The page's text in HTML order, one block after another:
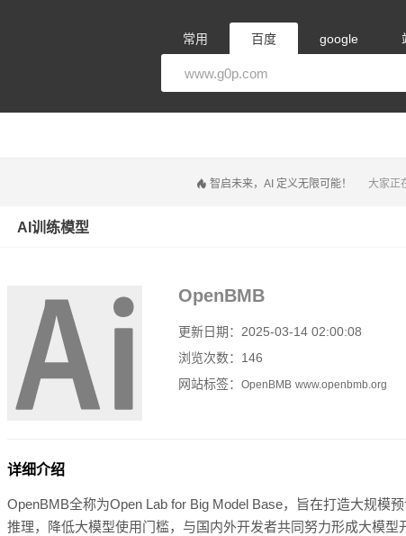
常用 百度 google
智启未来，AI 定义无
AI训练模型
OpenBMB
更新日期：2025-03-14 02:00:08
浏览次数：146
网站标签： OpenBMB www.openbmb.org
详细介绍
OpenBMB全称为Open Lab for Big Model Base，旨在打造大规模
推理，降低大模型使用门槛，与国内外开发者共同努力形成大模